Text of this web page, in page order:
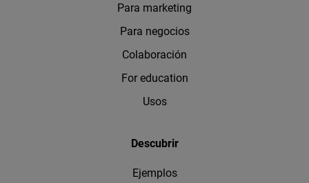
Para marketing
Para negocios
Colaboración
For education
Usos
Descubrir
Ejemplos